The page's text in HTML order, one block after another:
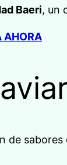
Baeri, un
AHORA
de